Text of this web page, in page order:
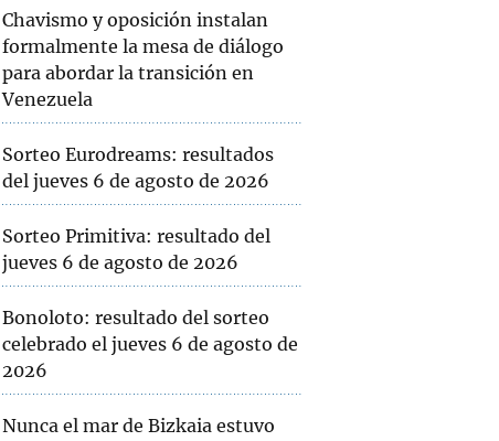
Chavismo y oposición instalan
formalmente la mesa de diálogo
para abordar la transición en
Venezuela
Sorteo Eurodreams: resultados
del jueves 6 de agosto de 2026
Sorteo Primitiva: resultado del
jueves 6 de agosto de 2026
Bonoloto: resultado del sorteo
celebrado el jueves 6 de agosto de
2026
Nunca el mar de Bizkaia estuvo